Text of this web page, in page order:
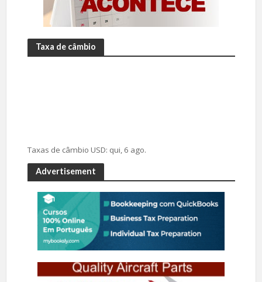
Taxa de câmbio
Taxas de câmbio USD: qui, 6 ago.
Advertisement